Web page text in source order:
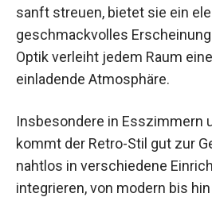
sanft streuen, bietet sie ein
geschmackvolles
Optik verleiht jedem Raum
einladende Atmosphäre.
Insbesondere in Esszimmern
kommt der Retro-Stil gut zur
nahtlos in verschiedene
integrieren, von modern bis